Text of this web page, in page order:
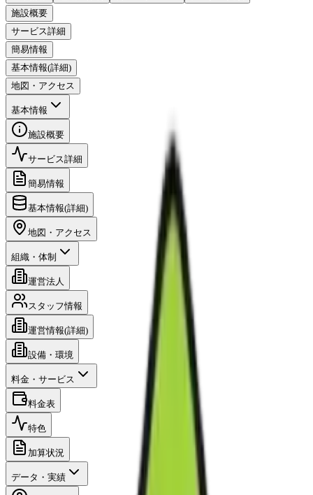
施設概要
サービス詳細
簡易情報
基本情報(詳細)
地図・アクセス
基本情報
施設概要
サービス詳細
簡易情報
基本情報(詳細)
地図・アクセス
組織・体制
運営法人
スタッフ情報
運営情報(詳細)
設備・環境
料金・サービス
料金表
特色
加算状況
データ・実績